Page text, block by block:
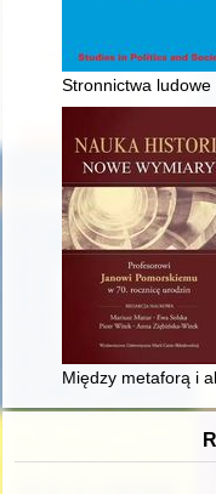
Stronnictwa
Między metaforą i